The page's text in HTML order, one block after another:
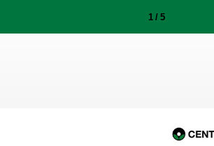
1 / 5